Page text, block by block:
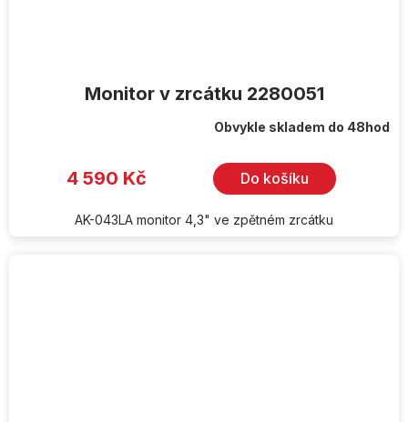
Monitor v zrcátku 2280051
Obvykle skladem do 48hod
4 590 Kč Do košíku
AK-043LA monitor 4,3" ve zpětném zrcátku